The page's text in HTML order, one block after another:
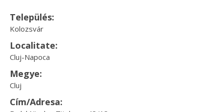
Település:
Kolozsvár
Localitate:
Cluj-Napoca
Megye:
Cluj
Cím/Adresa: